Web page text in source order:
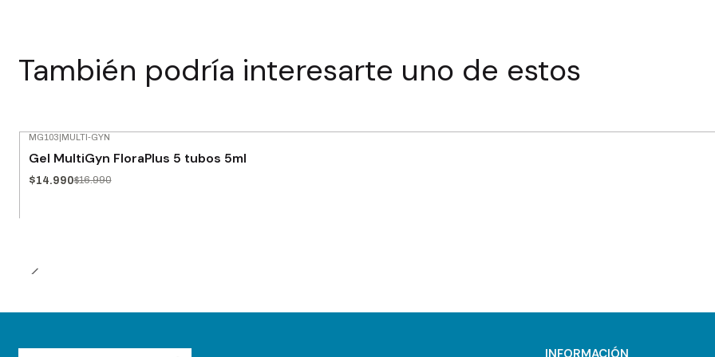
También podría interesarte uno de estos
MG103 MULTI-GYN
Gel MultiGyn FloraPlus 5 tubos 5ml
$14.990$16.990
INFORMACIÓN